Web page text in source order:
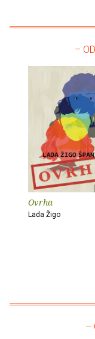
–
Ovrha
Lada Žigo
–